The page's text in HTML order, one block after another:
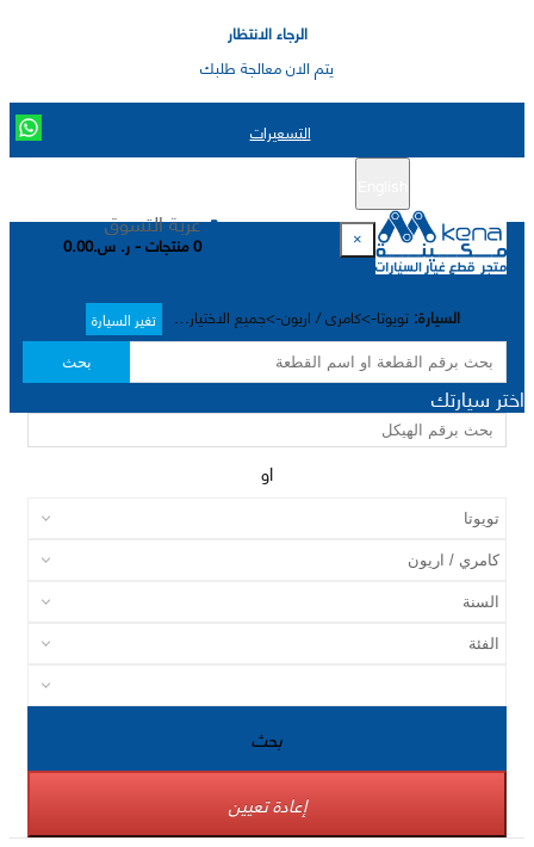
الرجاء الانتظار
يتم الان معالجة طلبك
التسعيرات
عربة التسوق
0 منتجات - ر. س.0.00
السيارة: تويوتا->كامري / اريون->جميع الاختيارات-> تغير السيارة
بحث
×
اختر سيارتك
او
بحث
إعادة تعيين